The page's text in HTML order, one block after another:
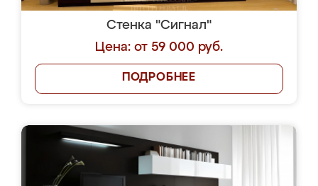
Стенка "Сигнал"
Цена: от 59 000 руб.
ПОДРОБНЕЕ